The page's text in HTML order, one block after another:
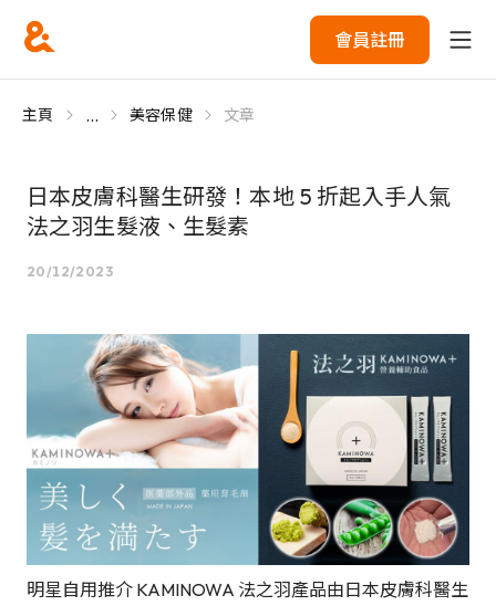
會員註冊
主頁 ... 美容保健 文章
日本皮膚科醫生研發！本地 5 折起入手人氣
法之羽生髮液、生髮素
20/12/2023
明星自用推介 KAMINOWA 法之羽產品由日本皮膚科醫生